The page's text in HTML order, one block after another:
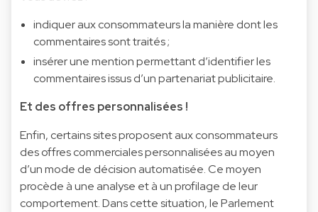
indiquer aux consommateurs la manière dont les
commentaires sont traités ;
insérer une mention permettant d’identifier les
commentaires issus d’un partenariat publicitaire.
Et des offres personnalisées !
Enfin, certains sites proposent aux consommateurs
des offres commerciales personnalisées au moyen
d’un mode de décision automatisée. Ce moyen
procède à une analyse et à un profilage de leur
comportement. Dans cette situation, le Parlement